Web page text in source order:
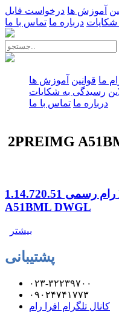
آموزش ها درخواست فایل
درباره ما تماس با ما
ما قوانین آموزش ها
رسیدگی به شکایات
درباره ما تماس با ما
2PREIMG
رام رسمی 1.14.720.51 Htc Desire 828 2PREIMG
A51BML DWGL
بیشتر
پشتیبانی
۰۲۳-۳۲۲۳۹۷۰۰
۰۹۰۲۴۷۴۱۷۷۳
کانال تلگرام افرا رام